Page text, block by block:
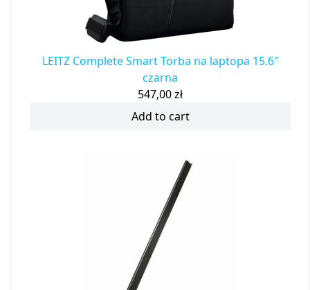
LEITZ Complete Smart Torba na laptopa 15.6″
czarna
547,00zł
Add to cart